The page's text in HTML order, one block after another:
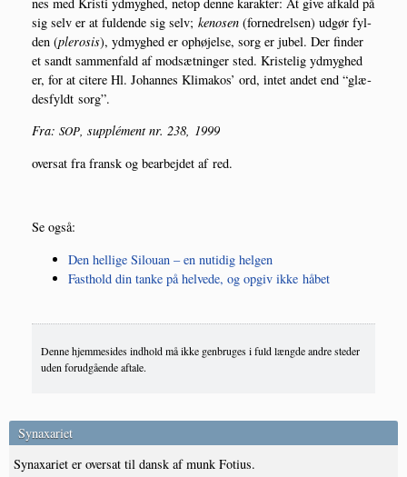
sig selv er at ful­den­de sig selv; keno­sen (for­ned­rel­sen) udgør fyl­
den (plero­sis), ydmyg­hed er ophø­jel­se, sorg er jubel. Der fin­der
et sandt sam­men­fald af mod­sæt­nin­ger sted. Kri­ste­lig ydmyg­hed
er, for at cite­re Hl. Johan­nes Kli­makos’ ord, intet andet end “glæ­
des­fyldt sorg”.
Fra: SOP, sup­plé­ment nr. 238, 1999
over­sat fra fransk og bear­bej­det af red.
Se også:
Den hel­li­ge Silou­an – en nuti­dig helgen
Fast­hold din tan­ke på hel­ve­de, og opgiv ikke håbet
Denne hjemmesides indhold må ikke genbruges i fuld længde andre steder
uden forudgående aftale.
Synaxariet
Synaxariet er oversat til dansk af munk Fotius.